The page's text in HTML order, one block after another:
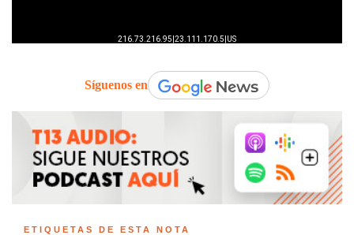
Síguenos en
ETIQUETAS DE ESTA NOTA